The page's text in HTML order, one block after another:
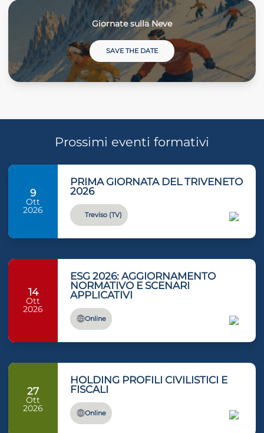
Giornate sulla Neve
SAVE THE DATE
Prossimi eventi formativi
9
Ott
2026
PRIMA GIORNATA DEL TRIVENETO
2026
Treviso (TV)
14
Ott
2026
ESG 2026: AGGIORNAMENTO
NORMATIVO E SCENARI
APPLICATIVI
Online
27
Ott
2026
HOLDING PROFILI CIVILISTICI E
FISCALI
Online